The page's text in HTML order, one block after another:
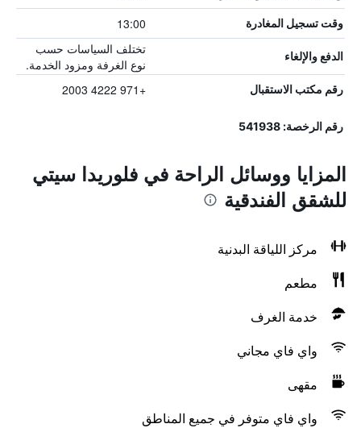
وقت تسجيل المغادرة 13:00
الدفع والإلغاء
تختلف السياسات حسب
نوع الغرفة ومزود الخدمة.
رقم مكتب الاستقبال +971 4222 2003
رقم الرخصة: 541938
المزايا ووسائل الراحة في فلوريدا سيتي
للشقق الفندقية
مركز اللياقة البدنية
مطعم
خدمة الغرف
واي فاي مجاني
مقهى
واي فاي متوفر في جميع المناطق